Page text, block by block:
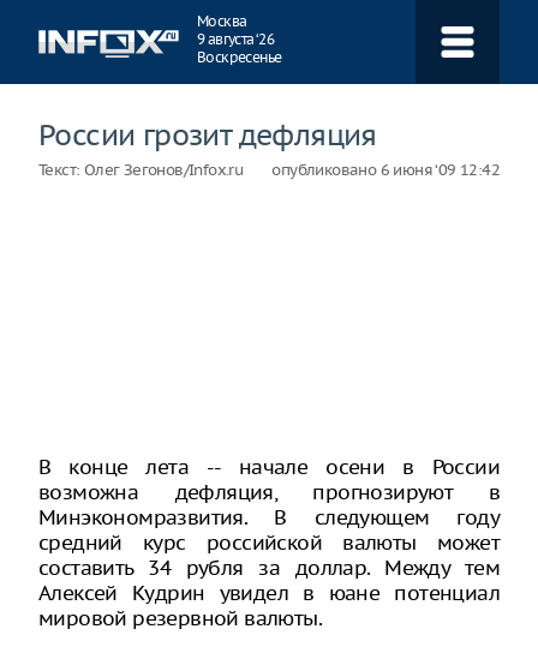
Москва
9 августа ‘26
Воскресенье
России грозит дефляция
Текст: Олег Зегонов/Infox.ru опубликовано 6 июня ‘09 12:42
В конце лета -- начале осени в России
возможна дефляция, прогнозируют в
Минэкономразвития. В следующем году
средний курс российской валюты может
составить 34 рубля за доллар. Между тем
Алексей Кудрин увидел в юане потенциал
мировой резервной валюты.